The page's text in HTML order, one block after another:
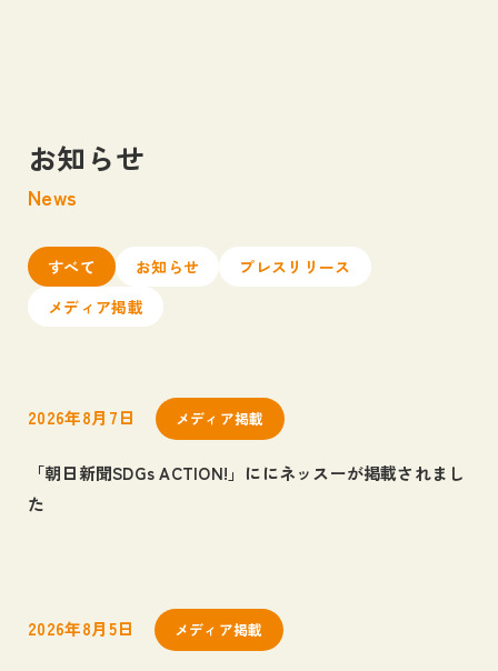
私たちについて
事業内容
Business
お知らせ
News
お問い合わせ
Contact
お知らせ
News
すべて お知らせ
プレスリリース
メディア掲載
2026年8月7日 メディア掲載
「朝日新聞SDGs ACTION!」ににネッスーが掲載されまし
た
2026年8月5日 メディア掲載